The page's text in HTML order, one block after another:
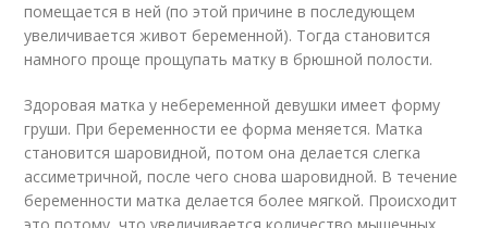
помещается в ней (по этой причине в последующем
увеличивается живот беременной). Тогда становится
намного проще прощупать матку в брюшной полости.
Здоровая матка у небеременной девушки имеет форму
груши. При беременности ее форма меняется. Матка
становится шаровидной, потом она делается слегка
ассиметричной, после чего снова шаровидной. В течение
беременности матка делается более мягкой. Происходит